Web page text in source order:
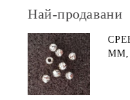
Най-продавани